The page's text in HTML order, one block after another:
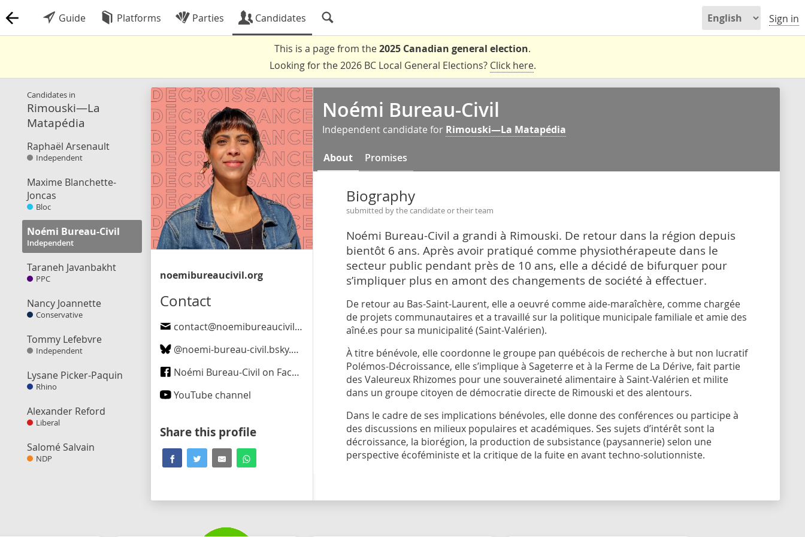
Guide Platforms Parties Candidates Sign in
This is a page from the2025 Canadian general election.
Looking for the 2026 BC Local General Elections? Click here.
Candidates in
Rimouski—La
Matapédia
Raphaël Arsenault
Independent
Maxime Blanchette-
Joncas
Bloc
Noémi Bureau-Civil
Independent
Taraneh Javanbakht
PPC
Nancy Joannette
Conservative
Tommy Lefebvre
Independent
Lysane Picker-Paquin
Rhino
Alexander Reford
Liberal
Salomé Salvain
NDP
noemibureaucivil.org
Contact
contact@noemibureaucivil.org
@noemi-bureau-civil.bsky.social
Noémi Bureau-Civil on Facebook
YouTube channel
Share this profile
Noémi Bureau-Civil
Independent candidate for Rimouski—La Matapédia
About Promises
Biography
submitted by the candidate or their team
Noémi Bureau-Civil a grandi à Rimouski. De retour dans la région depuis
bientôt 6 ans. Après avoir pratiqué comme physiothérapeute dans le
secteur public pendant près de 10 ans, elle a décidé de bifurquer pour
s’impliquer plus en amont des changements de société à effectuer.
De retour au Bas-Saint-Laurent, elle a oeuvré comme aide-maraîchère, comme chargée
de projets communautaires et a travaillé sur la politique municipale familiale et amie des
aîné.es pour sa municipalité (Saint-Valérien).
À titre bénévole, elle coordonne le groupe pan québécois de recherche à but non lucratif
Polémos-Décroissance, elle s’implique à Sageterre et à la Ferme de La Dérive, fait partie
des Valeureux Rhizomes pour une souveraineté alimentaire à Saint-Valérien et milite
dans un groupe citoyen de démocratie directe de Rimouski et des alentours.
Dans le cadre de ses implications bénévoles, elle donne des conférences ou participe à
des discussions en milieux populaires et académiques. Ses sujets d’intérêt sont la
décroissance, la biorégion, la production de subsistance (paysannerie) selon une
perspective écoféministe et la critique de la fuite en avant techno-solutionniste.